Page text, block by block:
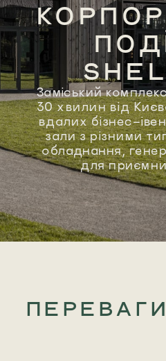
Заміський
30 хвилин від
вдалих бізнес-
зали з різними
обладнання,
для
ПЕРЕВАГИ